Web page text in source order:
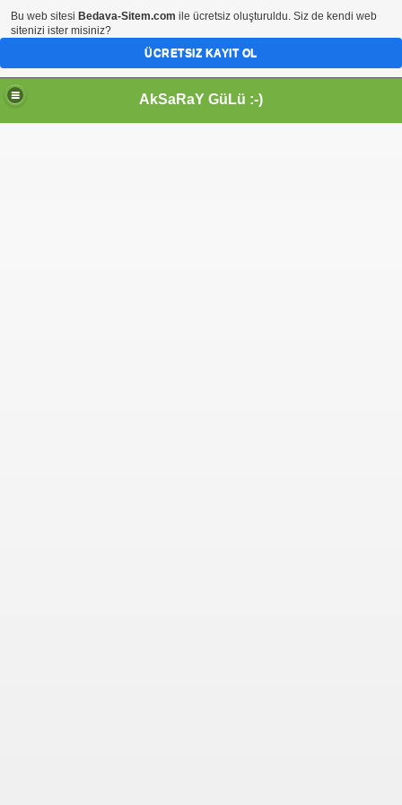
AkSaRaY GüLü :-)
Bu web sitesi Bedava-Sitem.com ile ücretsiz oluşturuldu. Siz de kendi web
sitenizi ister misiniz?
ÜCRETSIZ KAYIT OL